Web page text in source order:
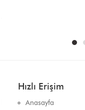
Hızlı Erişim
Anasayfa